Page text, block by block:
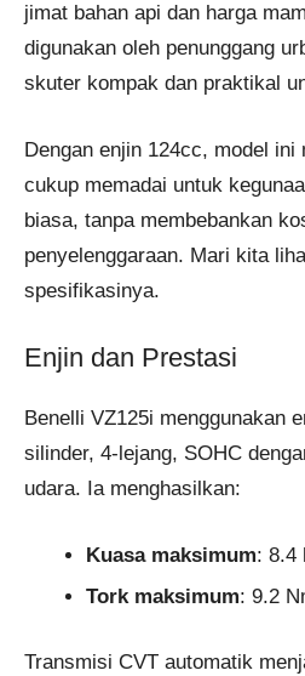
jimat bahan api dan harga
digunakan oleh penunggang
skuter kompak dan praktikal
Dengan enjin 124cc, model ini
cukup memadai untuk
biasa, tanpa membebankan
penyelenggaraan. Mari kita
spesifikasinya.
Enjin dan Prestasi
Benelli VZ125i menggunakan
silinder, 4-lejang, SOHC
udara. Ia menghasilkan:
Kuasa maksimum: 8.4
Tork maksimum: 9.2
Transmisi CVT automatik